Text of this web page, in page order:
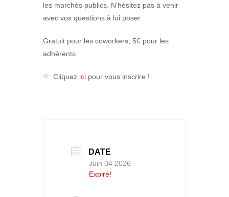
les marchés publics. N’hésitez pas à venir
avec vos questions à lui poser.
Gratuit pour les coworkers, 5€ pour les
adhérents.
Cliquez icipour vous inscrire !
DATE
Juin 04 2026
Expiré!